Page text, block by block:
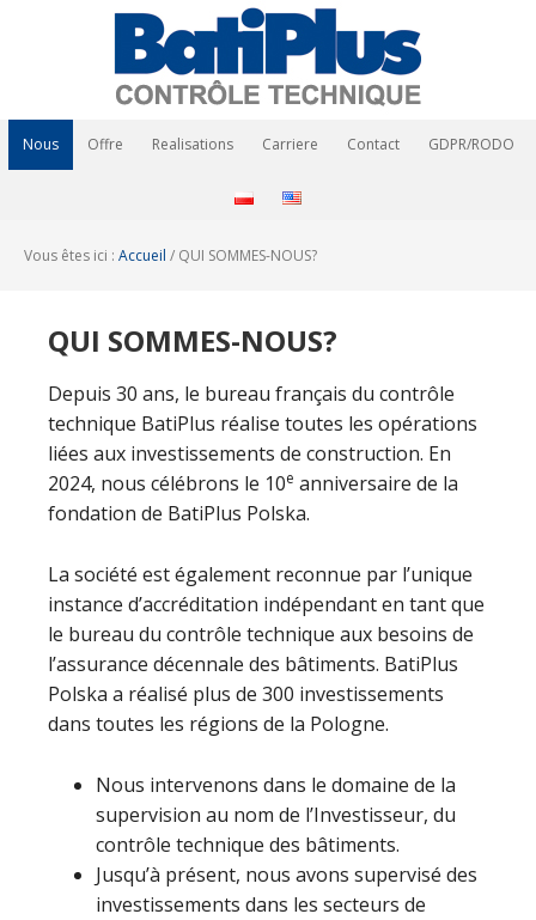
Nous Offre Realisations Carriere Contact GDPR/RODO
Vous êtes ici : Accueil / QUI SOMMES-NOUS?
QUI SOMMES-NOUS?
Depuis 30 ans, le bureau français du contrôle
technique BatiPlus réalise toutes les opérations
liées aux investissements de construction. En
2024, nous célébrons le 10e anniversaire de la
fondation de BatiPlus Polska.
La société est également reconnue par l’unique
instance d’accréditation indépendant en tant que
le bureau du contrôle technique aux besoins de
l’assurance décennale des bâtiments. BatiPlus
Polska a réalisé plus de 300 investissements
dans toutes les régions de la Pologne.
Nous intervenons dans le domaine de la
supervision au nom de l’Investisseur, du
contrôle technique des bâtiments.
Jusqu’à présent, nous avons supervisé des
investissements dans les secteurs de